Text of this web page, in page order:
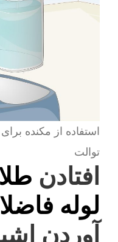
استفاده از مکنده
توالت
افتادن
لوله
آوردن